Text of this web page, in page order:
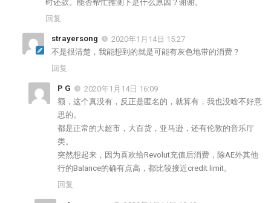
时还款。能否帮忙推测下是什么原因？谢谢。
回复
strayersong
2020年1月14日 15:27
不是很清楚，我能想到的就是可能有灰色地带的消费？
回复
P G
2020年1月14日 16:09
额，这个真没有，反正是匿名的，就算有，我也没啥不好意
思的。
都是正常的大超市，大百货，亚马逊，还有伦敦的音乐厅
类。
突然想起来，因为喜欢给Revolut充值后消费，除AE外其他
行的Balance的确有点高，都比较接近credit limit。
回复